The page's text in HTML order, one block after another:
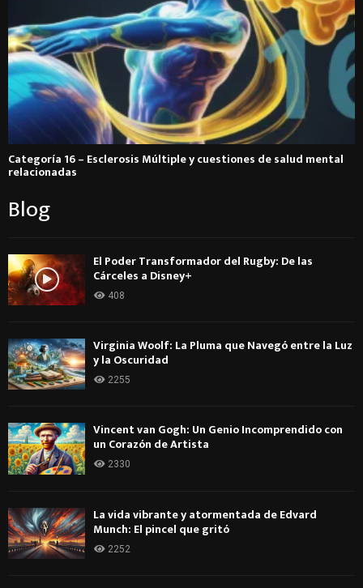
Categoría 16 – Esclerosis Múltiple y cuestiones de salud mental
relacionadas
Blog
El Poder Transformador del Rugby: De las
Cárceles a Disney+
408
Virginia Woolf: La Pluma que Navegó entre la Luz
y la Oscuridad
2255
Vincent van Gogh: Un Genio Incomprendido con
un Corazón de Artista
2330
La vida vibrante y atormentada de Edvard
Munch: El pincel que gritó
2252